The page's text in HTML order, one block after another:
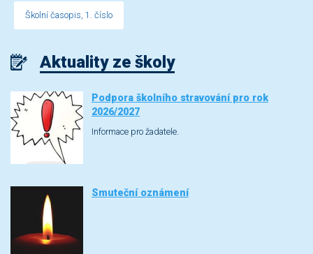
Školní časopis, 1. číslo
Aktuality ze školy
Podpora školního stravování pro rok
2026/2027
Informace pro žadatele.
Smuteční oznámení